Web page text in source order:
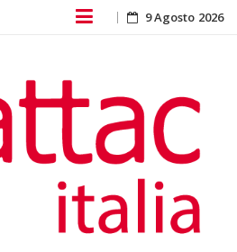
Skip
content
9 Agosto 2026